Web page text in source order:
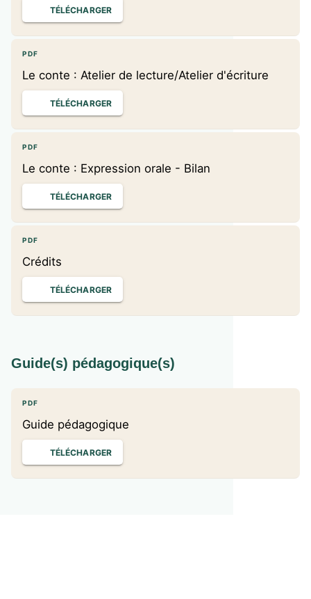
TÉLÉCHARGER
PDF
Le conte : Atelier de lecture/Atelier d'écriture
TÉLÉCHARGER
PDF
Le conte : Expression orale - Bilan
TÉLÉCHARGER
PDF
Crédits
TÉLÉCHARGER
Guide(s) pédagogique(s)
PDF
Guide pédagogique
TÉLÉCHARGER